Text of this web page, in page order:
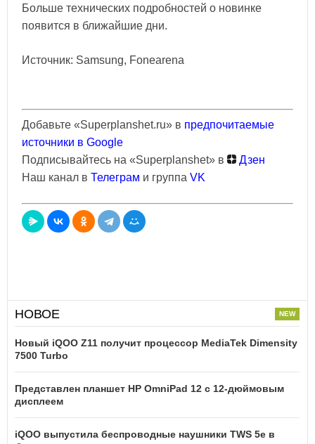
Больше технических подробностей о новинке
появится в ближайшие дни.
Источник: Samsung, Fonearena
Добавьте «Superplanshet.ru» в предпочитаемые
источники в Google
Подписывайтесь на «Superplanshet» в
Дзен
Наш канал в Телеграм и группа VK
НОВОЕ
Новый iQOO Z11 получит процессор MediaTek Dimensity
7500 Turbo
Представлен планшет HP OmniPad 12 с 12-дюймовым
дисплеем
iQOO выпустила беспроводные наушники TWS 5e в